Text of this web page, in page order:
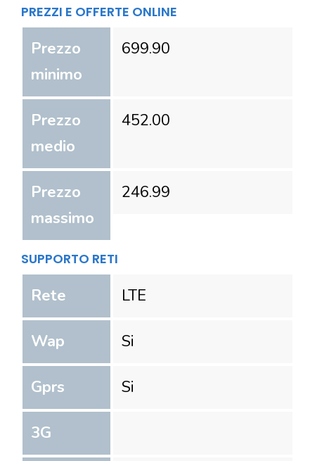
PREZZI E OFFERTE ONLINE
Prezzo
minimo
699.90
Prezzo
medio
452.00
Prezzo
massimo
246.99
SUPPORTO RETI
Rete LTE
Wap Si
Gprs Si
3G